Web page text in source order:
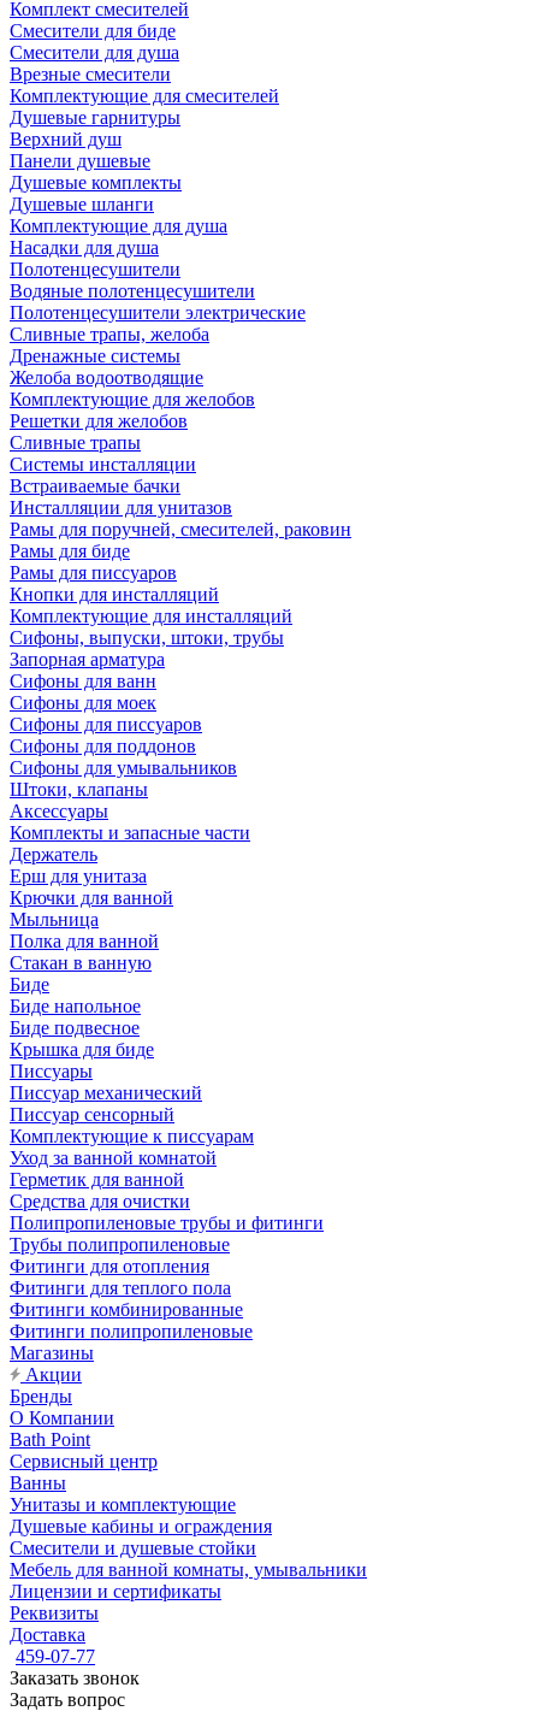
Комплект смесителей
Смесители для биде
Смесители для душа
Врезные смесители
Комплектующие для смесителей
Душевые гарнитуры
Верхний душ
Панели душевые
Душевые комплекты
Душевые шланги
Комплектующие для душа
Насадки для душа
Полотенцесушители
Водяные полотенцесушители
Полотенцесушители электрические
Сливные трапы, желоба
Дренажные системы
Желоба водоотводящие
Комплектующие для желобов
Решетки для желобов
Сливные трапы
Системы инсталляции
Встраиваемые бачки
Инсталляции для унитазов
Рамы для поручней, смесителей, раковин
Рамы для биде
Рамы для писсуаров
Кнопки для инсталляций
Комплектующие для инсталляций
Сифоны, выпуски, штоки, трубы
Запорная арматура
Сифоны для ванн
Сифоны для моек
Сифоны для писсуаров
Сифоны для поддонов
Сифоны для умывальников
Штоки, клапаны
Аксессуары
Комплекты и запасные части
Держатель
Ерш для унитаза
Крючки для ванной
Мыльница
Полка для ванной
Стакан в ванную
Биде
Биде напольное
Биде подвесное
Крышка для биде
Писсуары
Писсуар механический
Писсуар сенсорный
Комплектующие к писсуарам
Уход за ванной комнатой
Герметик для ванной
Средства для очистки
Полипропиленовые трубы и фитинги
Трубы полипропиленовые
Фитинги для отопления
Фитинги для теплого пола
Фитинги комбинированные
Фитинги полипропиленовые
Магазины
Акции
Бренды
О Компании
Bath Point
Сервисный центр
Ванны
Унитазы и комплектующие
Душевые кабины и ограждения
Смесители и душевые стойки
Мебель для ванной комнаты, умывальники
Лицензии и сертификаты
Реквизиты
Доставка
459-07-77
Заказать звонок
Задать вопрос